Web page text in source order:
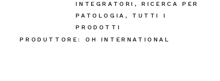
INTEGRATORI ,RICERCA PER
PATOLOGIA , TUTTI I
PRODOTTI
PRODUTTORE:
OH INTERNATIONAL